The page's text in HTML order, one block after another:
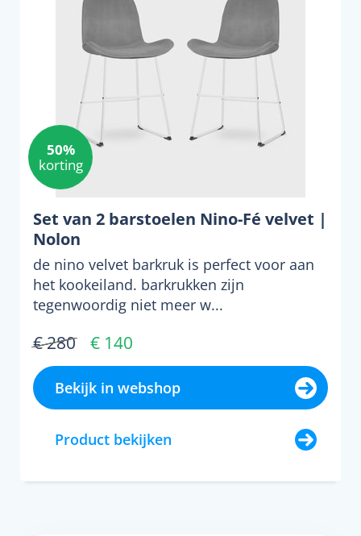
50%
korting
Set van 2 barstoelen Nino-Fé velvet |
Nolon
de nino velvet barkruk is perfect voor aan
het kookeiland. barkrukken zijn
tegenwoordig niet meer w...
€ 280 € 140
Bekijk in webshop
Product bekijken